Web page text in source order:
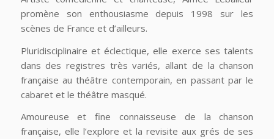
promène son enthousiasme depuis 1998 sur les
scènes de France et d’ailleurs.
Pluridisciplinaire et éclectique, elle exerce ses talents
dans des registres très variés, allant de la chanson
française au théâtre contemporain, en passant par le
cabaret et le théâtre masqué.
Amoureuse et fine connaisseuse de la chanson
française, elle l’explore et la revisite aux grés de ses